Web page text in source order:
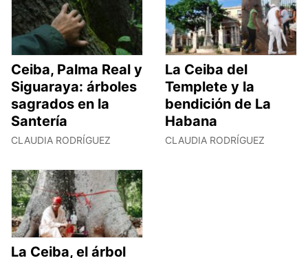
Ceiba, Palma Real y
Siguaraya: árboles
sagrados en la
Santería
CLAUDIA RODRÍGUEZ
La Ceiba del
Templete y la
bendición de La
Habana
CLAUDIA RODRÍGUEZ
La Ceiba, el árbol